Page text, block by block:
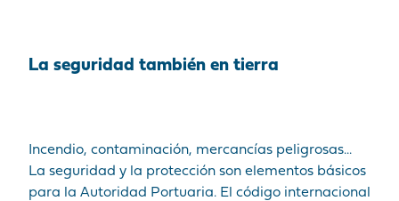
La seguridad también en tierra
Incendio, contaminación, mercancías peligrosas...
La seguridad y la protección son elementos básicos
para la Autoridad Portuaria. El código internacional